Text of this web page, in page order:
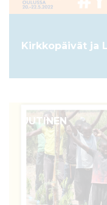
Kirkkopäivät ja
UUTINEN